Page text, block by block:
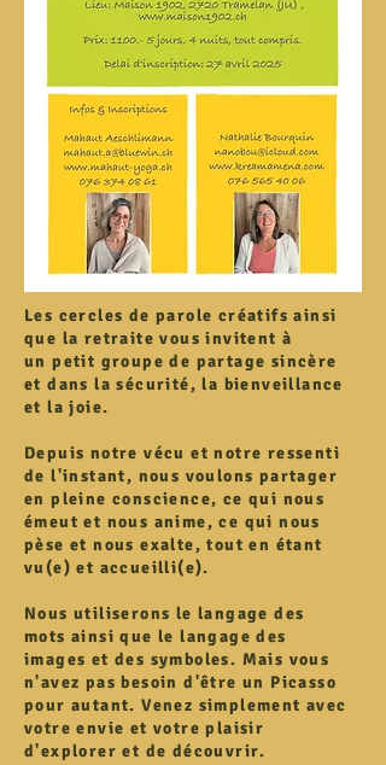
Les cercles de parole créatifs ainsi
que la retraite vous invitent à
un petit groupe de partage sincère
et dans la sécurité, la bienveillance
et la joie.
Depuis notre vécu et notre ressenti
de l'instant, nous voulons partager
en pleine conscience, ce qui nous
émeut et nous anime, ce qui nous
pèse et nous exalte, tout en étant
vu(e) et accueilli(e).
Nous utiliserons le langage des
mots ainsi que le langage des
images et des symboles. Mais vous
n'avez pas besoin d'être un Picasso
pour autant. Venez simplement avec
votre envie et votre plaisir
d'explorer et de découvrir.